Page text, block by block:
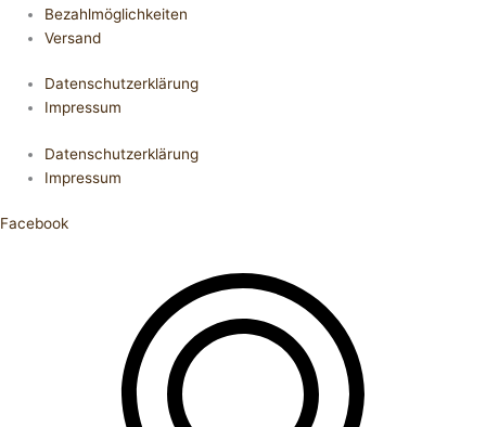
Bezahlmöglichkeiten
Versand
Datenschutzerklärung
Impressum
Datenschutzerklärung
Impressum
Facebook